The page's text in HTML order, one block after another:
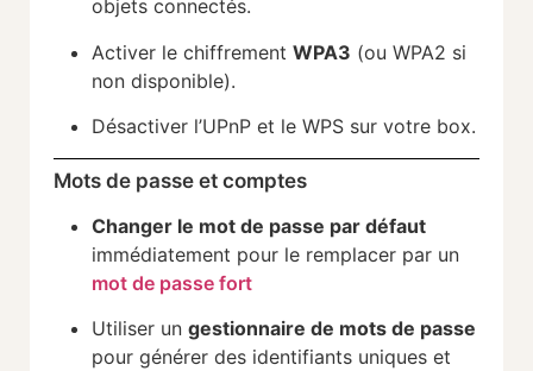
objets connectés.
Activer le chiffrement WPA3 (ou WPA2 si
non disponible).
Désactiver l’UPnP et le WPS sur votre box.
Mots de passe et comptes
Changer le mot de passe par défaut
immédiatement pour le remplacer par un
mot de passe fort
Utiliser un gestionnaire de mots de passe
pour générer des identifiants uniques et